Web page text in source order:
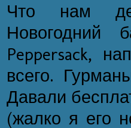
Что нам
Новогодний
Peppersack,
всего.
Давали
(жалко я его